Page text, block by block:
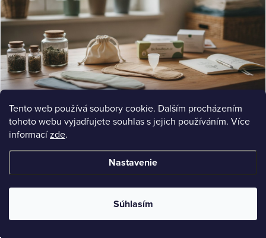
Tento web používá soubory cookie. Dalším procházením
tohoto webu vyjadřujete souhlas s jejich používáním. Více
informacízde.
Nastavenie
Súhlasím
Bio hygienické potřeby pro ženy: Kompletní průvodce e-shopem
alternatívy. Nájdite v e-shope.